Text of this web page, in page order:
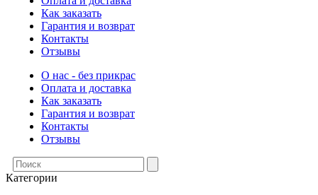
Как заказать
Гарантия и возврат
Контакты
Отзывы
О нас - без прикрас
Оплата и доставка
Как заказать
Гарантия и возврат
Контакты
Отзывы
Категории